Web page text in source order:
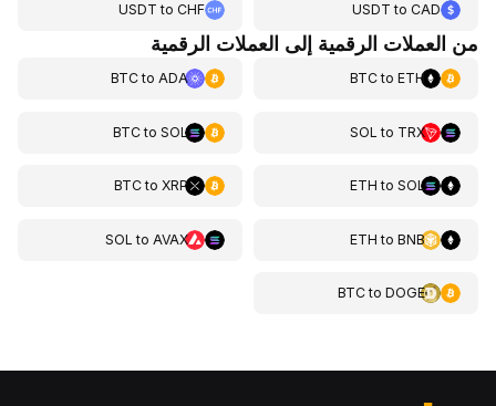
USDT toCAD
USDT toCHF
من العملات الرقمية إلى العملات الرقمية
BTCtoETH
BTCtoADA
SOL to TRX
BTCtoSOL
ETH toSOL
BTCtoXRP
ETH toBNB
SOL toAVAX
BTCtoDOGE